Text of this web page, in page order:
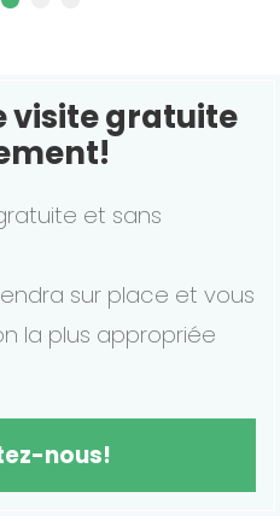
visite gratuite
et sans
sur place et vous
la plus appropriée
nous!